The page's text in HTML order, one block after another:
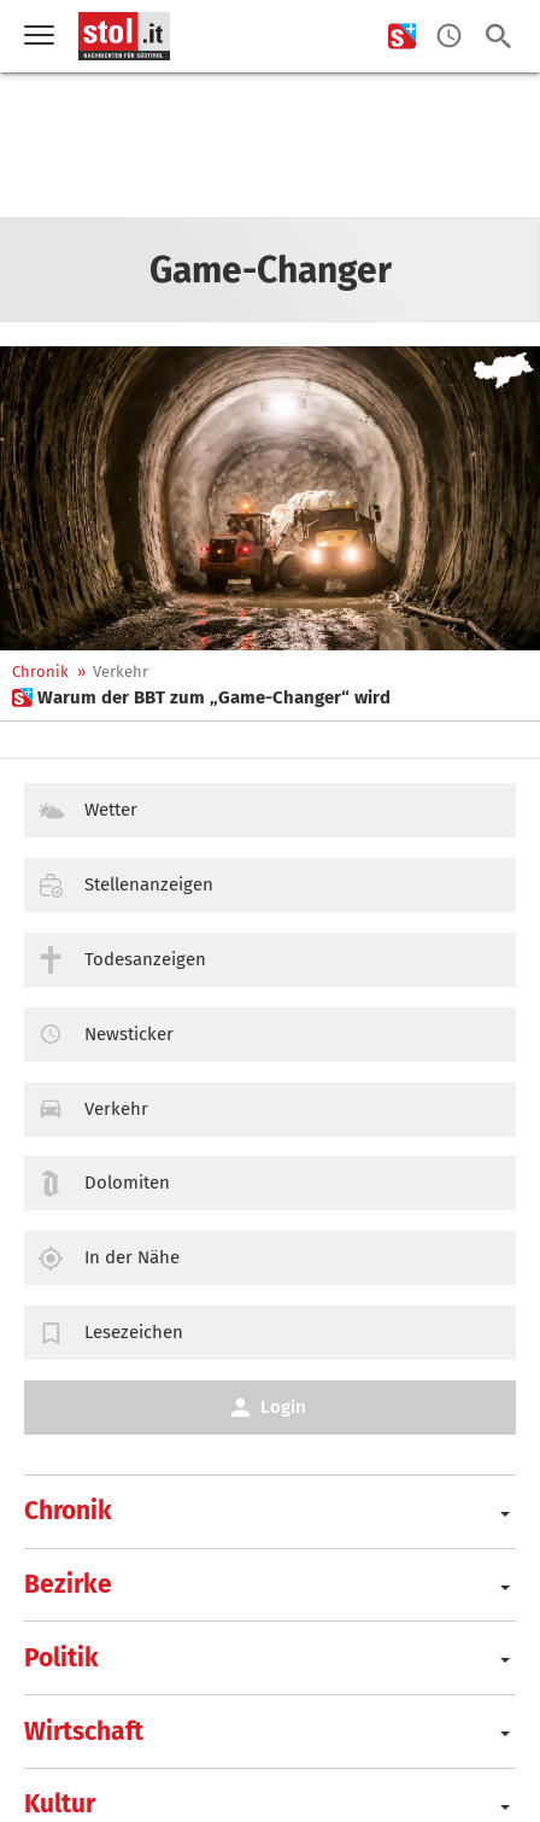
Game-Changer
Chronik » Verkehr
 Warum der BBT zum „Game-Changer“ wird
Chronik
Bezirke
Politik
Wirtschaft
Kultur
Wetter
Stellenanzeigen
Todesanzeigen
Newsticker
Verkehr
Dolomiten
In der Nähe
Lesezeichen
Login